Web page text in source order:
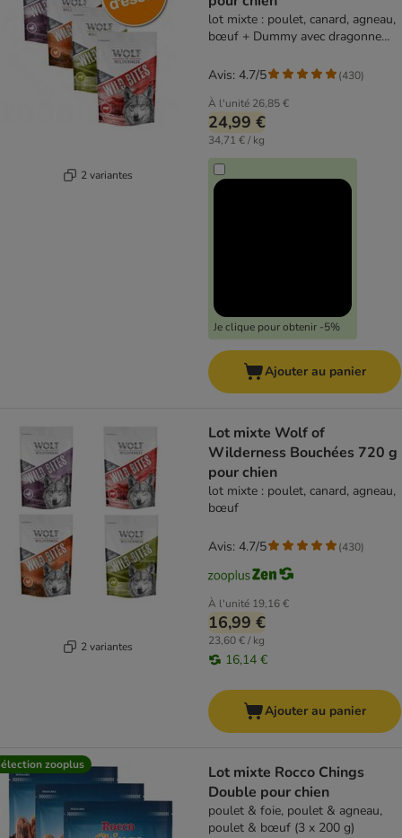
2 variantes
lot mixte : poulet, canard, agneau,
bœuf + Dummy avec dragonne
À l'unité 26,85 €
24,99 €
34,71 € / kg
Je clique pour obtenir -5%
Avis: 4.7/5 (430)
Ajouter au panier
2 variantes
Lot mixte Wolf of
Wilderness Bouchées 720 g
pour chien
lot mixte : poulet, canard, agneau,
bœuf
À l'unité 19,16 €
16,99 €
23,60 € / kg
16,14 €
Avis: 4.7/5 (430)
Ajouter au panier
zooplus
Lot mixte Rocco Chings
Double pour chien
poulet & foie, poulet & agneau,
poulet & bœuf (3 x 200 g)